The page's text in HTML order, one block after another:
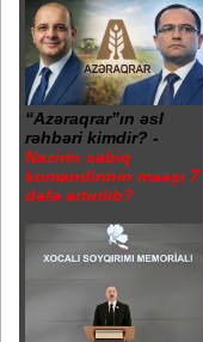
“Azəraqrar”ın əsl
rəhbəri kimdir? -
Nazirin sabiq
komandirinin maaşı 7
dəfə artırılıb?